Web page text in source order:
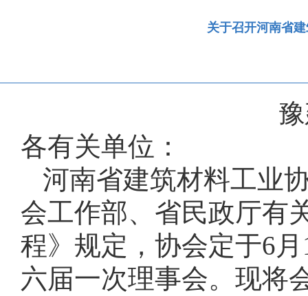
关于召开河南省
各有关单位：
河南省建筑材料工业
会工作部、省民政厅有
程》规定，协会定于6
六届一次理事会。现将